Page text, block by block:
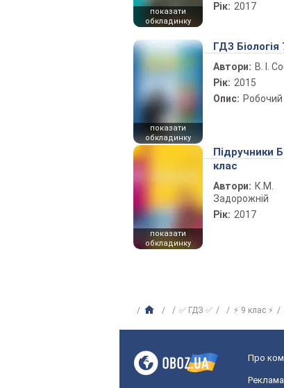
показати
обкладинку
Рік: 2017
показати
обкладинку
ГДЗ Біологія
Автори: В. І.
Рік: 2015
Опис:
показати
обкладинку
Підручники
клас
Автори: К.М.
Задорожній
Рік: 2017
✅ ГДЗ ✅ ⚡ 9 клас ⚡
Про
Реклама